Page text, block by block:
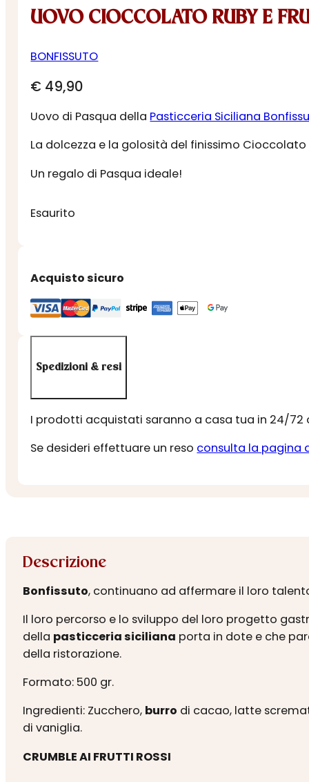
UOVO CIOCCOLATO RUBY E
BONFISSUTO
€ 49,90
Uovo di Pasqua della Pasticceria Siciliana
La dolcezza e la golosità del finissimo
Un regalo di Pasqua ideale!
Esaurito
Acquisto sicuro
Spedizioni & resi
I prodotti acquistati saranno a casa tua in 24/72
Se desideri effettuare un reso consulta la pagina
Descrizione
Bonfissuto, continuano ad affermare il loro
Il loro percorso e lo sviluppo del loro progetto
della pasticceria siciliana porta in dote e che
della ristorazione.
Formato: 500 gr.
Ingredienti: Zucchero, burro di cacao, latte
di vaniglia.
CRUMBLE AI FRUTTI ROSSI